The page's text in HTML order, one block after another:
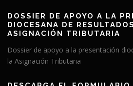
DOSSIER DE APOYO A LA
DIOCESANA DE
ASIGNACIÓN TRIBUTARIA
Dossier de apoyo a la presentación
la Asignación Tributaria